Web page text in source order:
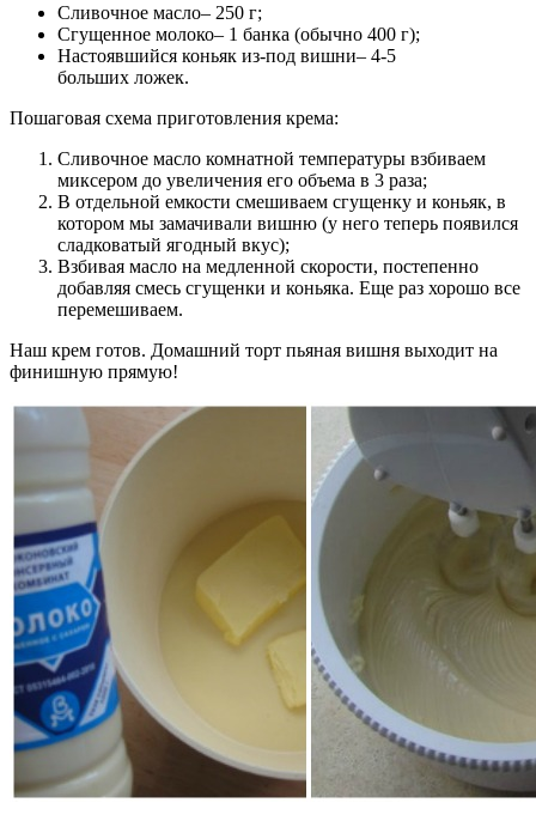
Сливочное масло– 250 г;
Сгущенное молоко– 1 банка (обычно 400 г);
Настоявшийся коньяк из-под вишни– 4-5
больших ложек.
Пошаговая схема приготовления крема:
Сливочное масло комнатной температуры взбиваем
миксером до увеличения его объема в 3 раза;
В отдельной емкости смешиваем сгущенку и коньяк, в
котором мы замачивали вишню (у него теперь появился
сладковатый ягодный вкус);
Взбивая масло на медленной скорости, постепенно
добавляя смесь сгущенки и коньяка. Еще раз хорошо все
перемешиваем.
Наш крем готов. Домашний торт пьяная вишня выходит на
финишную прямую!